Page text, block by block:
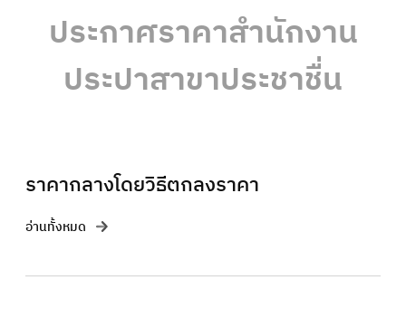
ประกาศราคาสำนักงาน
ประปาสาขาประชาชื่น
ราคากลางโดยวิธีตกลงราคา
อ่านทั้งหมด